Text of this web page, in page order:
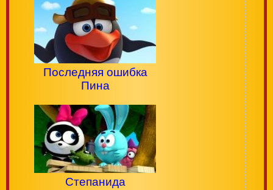
Последняя ошибка
Пина
Степанида